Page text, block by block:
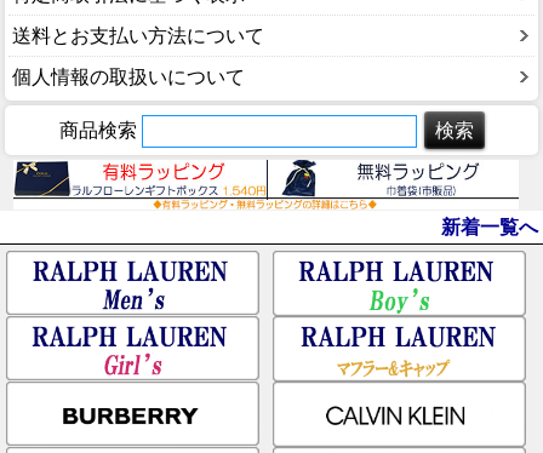
送料とお支払い方法について
個人情報の取扱いについて
商品検索
新着一覧へ